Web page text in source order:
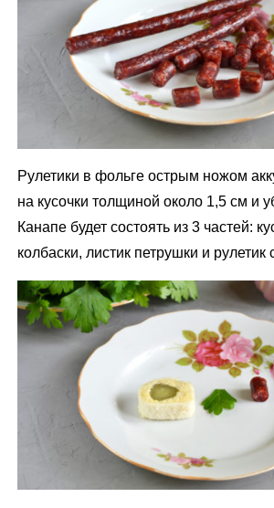
Рулетики в фольге острым ножом
на кусочки толщиной около 1,5 см и
Канапе будет состоять из 3 частей:
колбаски, листик петрушки и рулетик